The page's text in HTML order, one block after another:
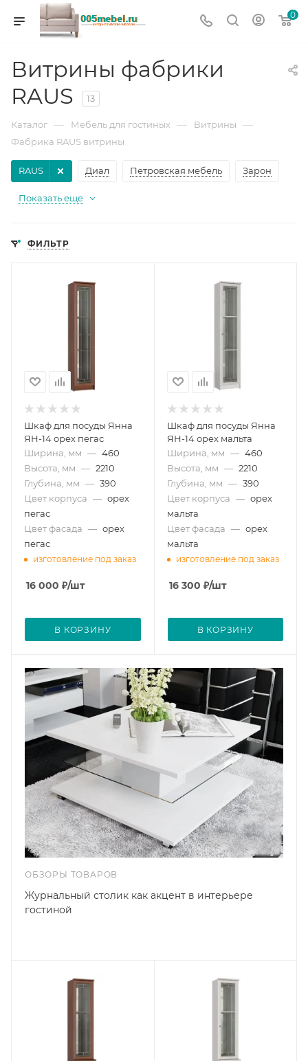
0
Витрины фабрики
RAUS
13
Каталог — Мебель для гостиных — Витрины —
Фабрика RAUS витрины
Диал Петровская мебель Зарон
RAUS
Показать еще
ФИЛЬТР
Шкаф для посуды Янна
ЯН-14 орех пегас
Ширина, мм — 460
Высота, мм — 2210
Глубина, мм — 390
Цвет корпуса — орех
пегас
Цвет фасада — орех
пегас
изготовление под заказ
16 000 ₽/шт
В КОРЗИНУ
Шкаф для посуды Янна
ЯН-14 орех мальта
Ширина, мм — 460
Высота, мм — 2210
Глубина, мм — 390
Цвет корпуса — орех
мальта
Цвет фасада — орех
мальта
изготовление под заказ
16 300 ₽/шт
В КОРЗИНУ
ОБЗОРЫ ТОВАРОВ
Журнальный столик как акцент в интерьере
гостиной